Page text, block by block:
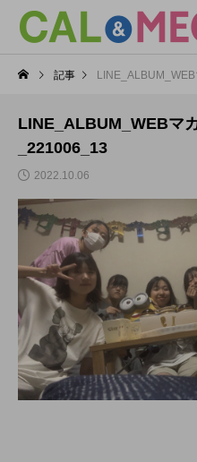
CAL&MEGがお届けするWEBマガジン
CAL&MEG INFO CAL’s DAYS
カテゴリー新着記
CAL(キャル)職場見学
会開催中！
記事
LINE_ALBUM_WEBマ
_221006_13
2022.10.06